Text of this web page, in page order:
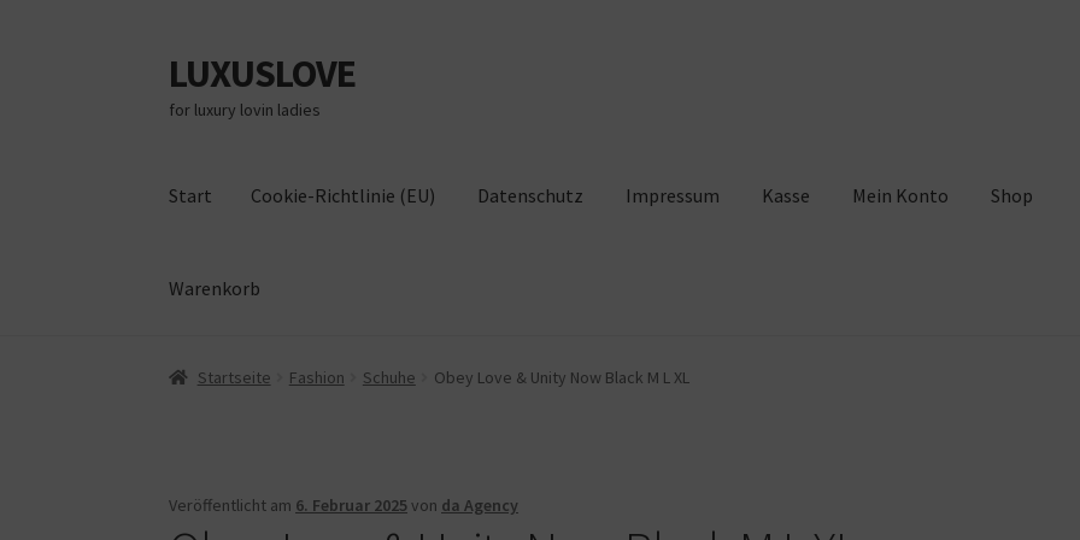
Zur
Navigation
springen
Zum
Inhalt
springen
LUXUSLOVE
for luxury lovin ladies
Start Cookie-Richtlinie (EU) Datenschutz Impressum Kasse Mein Konto Shop
Warenkorb
Start Cookie-Richtlinie (EU) Datenschutz Impressum Kasse Mein Konto
Startseite Fashion Schuhe Obey Love & Unity Now Black M L XL
Veröffentlicht am 6. Februar 2025von da Agency